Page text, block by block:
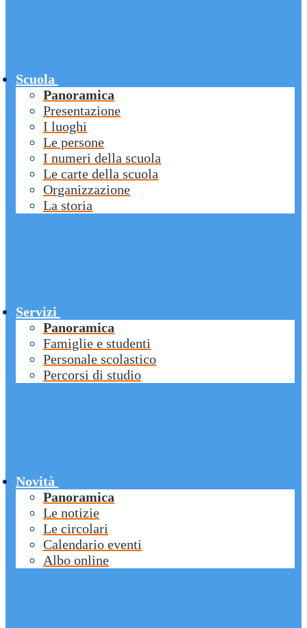
Scuola
Panoramica
Presentazione
I luoghi
Le persone
I numeri della scuola
Le carte della scuola
Organizzazione
La storia
Servizi
Panoramica
Famiglie e studenti
Personale scolastico
Percorsi di studio
Novità
Panoramica
Le notizie
Le circolari
Calendario eventi
Albo online